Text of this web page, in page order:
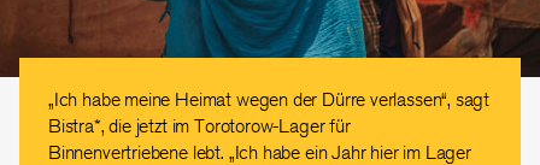
„Ich habe meine Heimat wegen der Dürre verlassen“, sagt
Bistra*, die jetzt im Torotorow-Lager für
Binnenvertriebene lebt. „Ich habe ein Jahr hier im Lager